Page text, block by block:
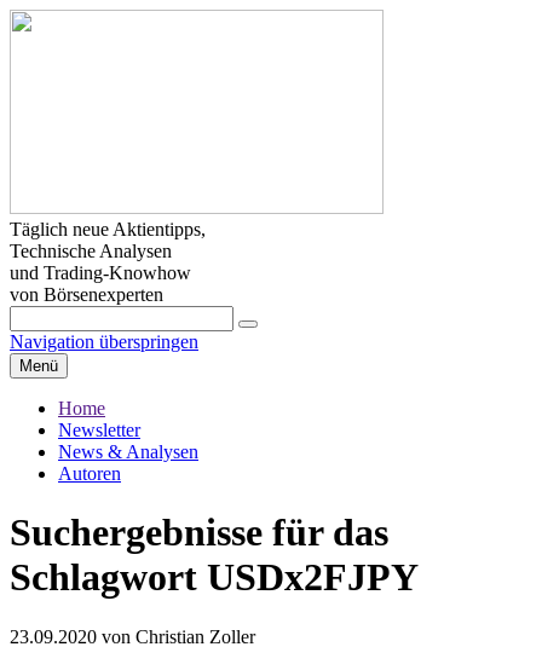
Täglich neue Aktientipps,
Technische Analysen
und Trading-Knowhow
von Börsenexperten
Navigation überspringen
Menü
Home
Newsletter
News & Analysen
Autoren
Suchergebnisse für das
Schlagwort USDx2FJPY
23.09.2020 von Christian Zoller